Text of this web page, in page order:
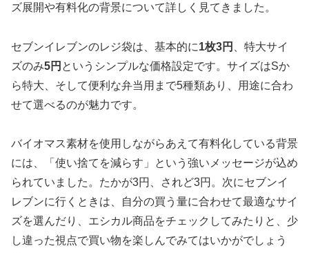
ズ展開や有料化の背景について詳しく見てきました。
セブンイレブンのレジ袋は、基本的に1枚3円
、特大サイ
ズのみ5円 というシンプルな価格設定です。サイズはSか
ら特大、そして便利な弁当用まで5種類あり、用途に合わ
せて選べるのが魅力です。
バイオマス素材を使用しながらあえて有料化している背景
には、「使い捨てを減らす」という強いメッセージが込め
られていました。たかが3円、されど3円。次にセブンイ
レブンに行くときは、自分の買う量に合わせて最適なサイ
ズを選んだり、エシカル商品をチェックしてみたりと、少
し違った視点で買い物を楽しんでみてはいかがでしょう